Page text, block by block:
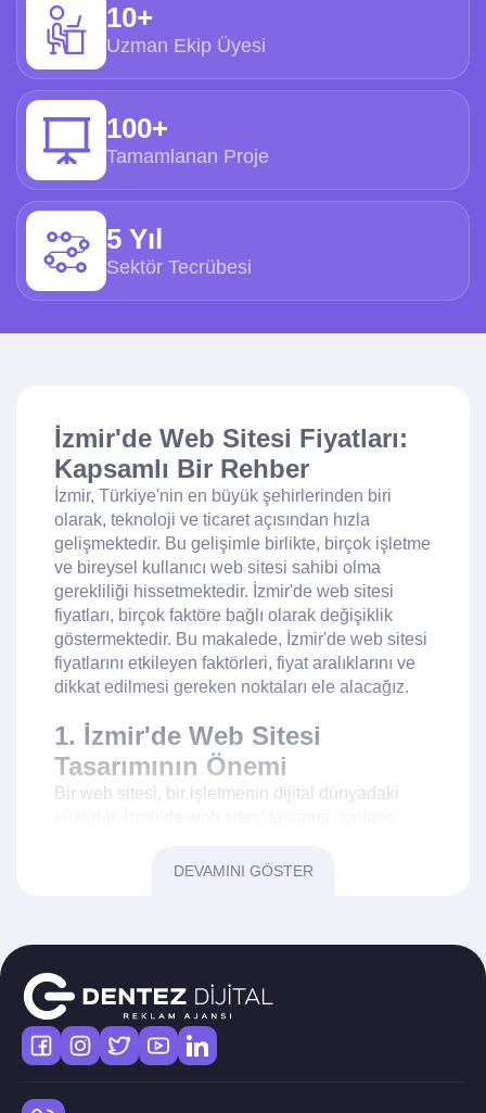
10+
Uzman Ekip Üyesi
100+
Tamamlanan Proje
5 Yıl
Sektör Tecrübesi
İzmir'de Web Sitesi Fiyatları:
Kapsamlı Bir Rehber
İzmir, Türkiye'nin en büyük şehirlerinden biri
olarak, teknoloji ve ticaret açısından hızla
gelişmektedir. Bu gelişimle birlikte, birçok işletme
ve bireysel kullanıcı web sitesi sahibi olma
gerekliliği hissetmektedir. İzmir'de web sitesi
fiyatları, birçok faktöre bağlı olarak değişiklik
göstermektedir. Bu makalede, İzmir'de web sitesi
fiyatlarını etkileyen faktörleri, fiyat aralıklarını ve
dikkat edilmesi gereken noktaları ele alacağız.
1. İzmir'de Web Sitesi
Tasarımının Önemi
Bir web sitesi, bir işletmenin dijital dünyadaki
bir deneyim sunmalıdır.Web sitesi fiyatları İzmir
bütçe gerektirebilir.
İzmir, birçok yaratıcı tasarım ajansına ev sahipliği
yapmaktadır. Bu ajanslar, hem estetik hem de
sunmaktadır.
DEVAMINI GÖSTER